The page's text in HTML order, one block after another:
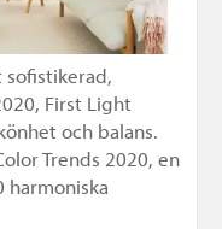
sofistikerad,
First Light
och balans.
Trends 2020, en